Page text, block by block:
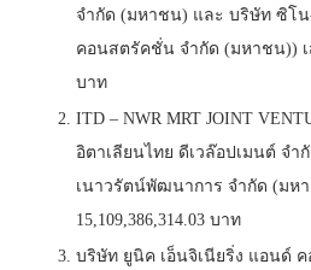
จำกัด (มหาชน) และ บริษัท ซิโน
คอนสตรัคชั่น จำกัด (มหาชน)) เ
บาท
ITD – NWR MRT JOINT
อิตาเลียนไทย ดีเวล๊อปเมนต์ จ
เนาวรัตน์พัฒนาการ จำกัด (มห
15,109,386,314.03 บาท
บริษัท ยูนิค เอ็นจิเนียริ่ง แอนด์